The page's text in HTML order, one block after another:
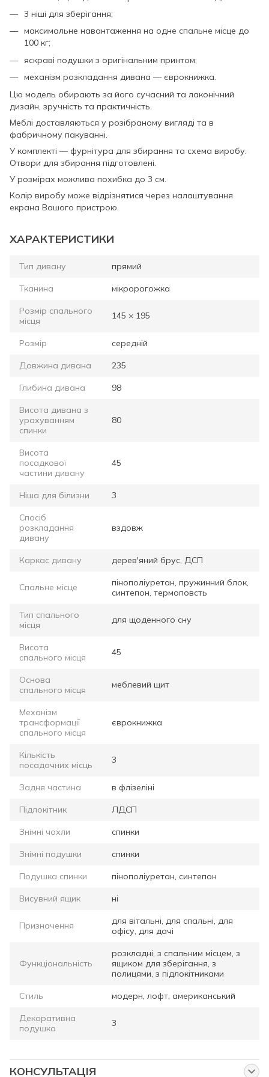
3 ніші для зберігання;
максимальне навантаження на одне спальне місце до
100 кг;
яскраві подушки з оригінальним принтом;
механізм розкладання дивана — єврокнижка.
Цю модель обирають за його сучасний та лаконічний
дизайн, зручність та практичність.
Меблі доставляються у розібраному вигляді та в
фабричному пакуванні.
У комплекті — фурнітура для збирання та схема виробу.
Отвори для збирання підготовлені.
У розмірах можлива похибка до 3 см.
Колір виробу може відрізнятися через налаштування
екрана Вашого пристрою.
ХАРАКТЕРИСТИКИ
Тип дивану прямий
Тканина мікророгожка
Розмір спального
місця
145 × 195
Розмір середній
Довжина дивана 235
Глибина дивана 98
Висота дивана з
урахуванням
спинки
80
Висота
посадкової
частини дивану
45
Ніша для білизни 3
Спосіб
розкладання
дивану
вздовж
Каркас дивану дерев'яний брус, ДСП
Спальне місце
пінополіуретан, пружинний блок,
синтепон, термоповсть
Тип спального
місця
для щоденного сну
Висота
спального місця
45
Основа
спального місця
меблевий щит
Механізм
трансформації
спального місця
єврокнижка
Кількість
посадочних місць
3
Задня частина в флізеліні
Підлокітник ЛДСП
Знімні чохли спинки
Знімні подушки спинки
Подушка спинки пінополіуретан, синтепон
Висувний ящик ні
Призначення
для вітальні, для спальні, для
офісу, для дачі
Функціональність
розкладні, з спальним місцем, з
ящиком для зберігання, з
полицями, з підлокітниками
Стиль модерн, лофт, американський
Декоративна
подушка
3
КОНСУЛЬТАЦІЯ